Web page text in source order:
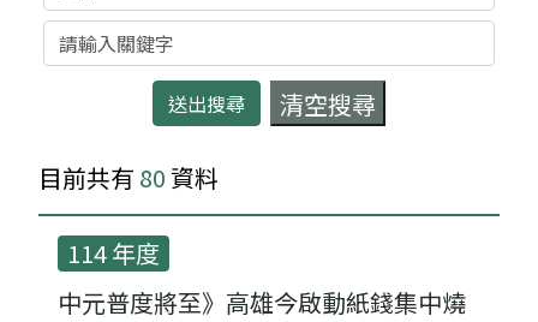
關鍵字
目前共有 80 資料
114 年度
中元普度將至》高雄今啟動紙錢集中燒